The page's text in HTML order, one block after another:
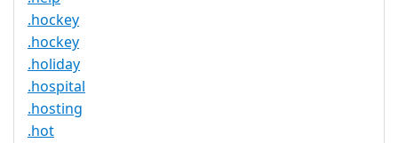
.hockey
.hockey
.holiday
.hospital
.hosting
.hot